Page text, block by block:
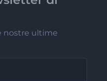
nostre ultime